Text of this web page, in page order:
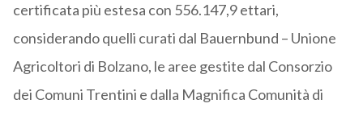
certificata più estesa con 556.147,9 ettari,
considerando quelli curati dal Bauernbund – Unione
Agricoltori di Bolzano, le aree gestite dal Consorzio
dei Comuni Trentini e dalla Magnifica Comunità di